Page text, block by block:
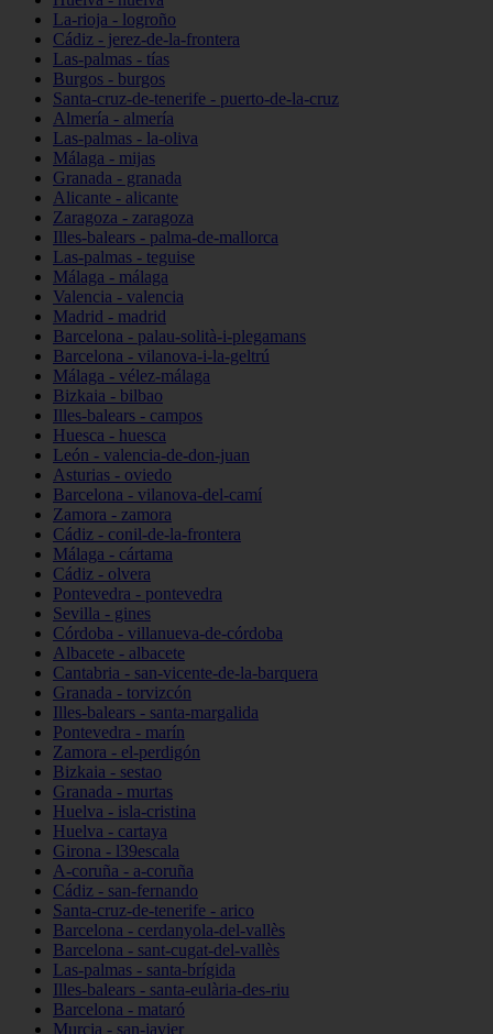
La-rioja - logroño
Cádiz - jerez-de-la-frontera
Las-palmas - tías
Burgos - burgos
Santa-cruz-de-tenerife - puerto-de-la-cruz
Almería - almería
Las-palmas - la-oliva
Málaga - mijas
Granada - granada
Alicante - alicante
Zaragoza - zaragoza
Illes-balears - palma-de-mallorca
Las-palmas - teguise
Málaga - málaga
Valencia - valencia
Madrid - madrid
Barcelona - palau-solità-i-plegamans
Barcelona - vilanova-i-la-geltrú
Málaga - vélez-málaga
Bizkaia - bilbao
Illes-balears - campos
Huesca - huesca
León - valencia-de-don-juan
Asturias - oviedo
Barcelona - vilanova-del-camí
Zamora - zamora
Cádiz - conil-de-la-frontera
Málaga - cártama
Cádiz - olvera
Pontevedra - pontevedra
Sevilla - gines
Córdoba - villanueva-de-córdoba
Albacete - albacete
Cantabria - san-vicente-de-la-barquera
Granada - torvizcón
Illes-balears - santa-margalida
Pontevedra - marín
Zamora - el-perdigón
Bizkaia - sestao
Granada - murtas
Huelva - isla-cristina
Huelva - cartaya
Girona - l39escala
A-coruña - a-coruña
Cádiz - san-fernando
Santa-cruz-de-tenerife - arico
Barcelona - cerdanyola-del-vallès
Barcelona - sant-cugat-del-vallès
Las-palmas - santa-brígida
Illes-balears - santa-eulària-des-riu
Barcelona - mataró
Murcia - san-javier